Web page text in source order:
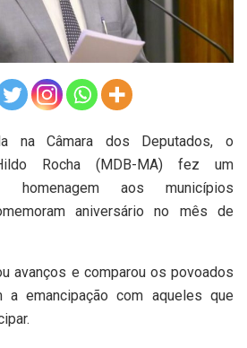
na Câmara dos Deputados, o
Rocha (MDB-MA) fez um
homenagem aos municípios
aniversário no mês de
avanços e comparou os povoados
a emancipação com aqueles que